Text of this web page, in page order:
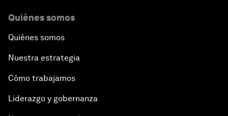
Quiénes somos
Quiénes somos
Nuestra estrategia
Cómo trabajamos
Liderazgo y gobernanza